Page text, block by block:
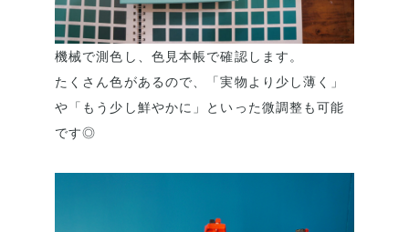
機械で測色し、色見本帳で確認します。
たくさん色があるので、「実物より少し薄く」
や「もう少し鮮やかに」といった微調整も可能
です◎